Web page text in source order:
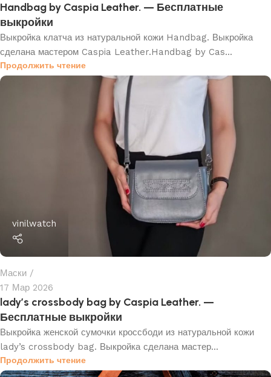
Handbag by Caspia Leather. — Бесплатные
выкройки
Выкройка клатча из натуральной кожи Handbag. Выкройка
сделана мастером Caspia Leather.Handbag by Cas...
Продолжить чтение
vinilwatch
Маски
17 Мар 2026
lady’s crossbody bag by Caspia Leather. —
Бесплатные выкройки
Выкройка женской сумочки кроссбоди из натуральной кожи
lady’s crossbody bag. Выкройка сделана мастер...
Продолжить чтение